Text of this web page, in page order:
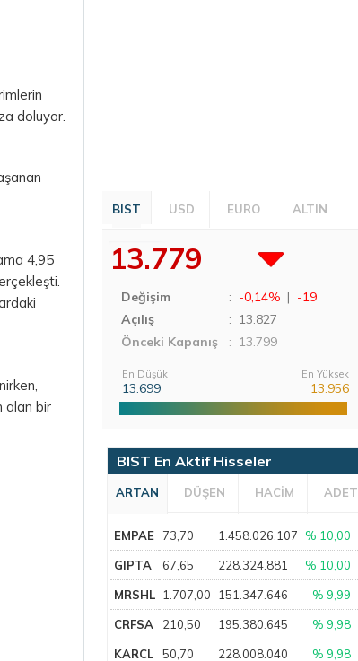
doluyor.
4,95
alan bir
BIST USD EURO ALTIN
13.779
Değişim : -0,14% | -19
Açılış
: 13.827
Önceki Kapanış
: 13.799
En Düşük
13.699
En Yüksek
13.956
BIST En Aktif Hisseler
ARTAN DÜŞEN HACİM ADET
EMPAE 73,70 1.458.026.107 % 10,00
GIPTA 67,65 228.324.881 % 10,00
MRSHL 1.707,00 151.347.646 % 9,99
CRFSA 210,50 195.380.645 % 9,98
KARCL 50,70 228.008.040 % 9,98